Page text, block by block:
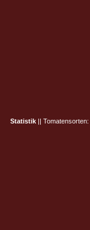
Statistik|| Tomatensorten: